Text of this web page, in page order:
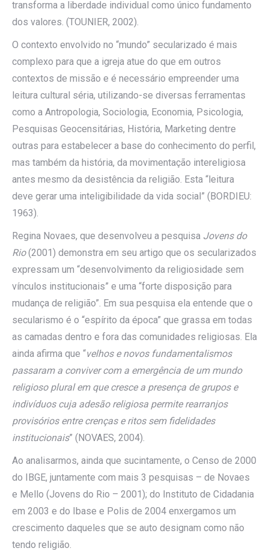
transforma a liberdade individual como único fundamento
dos valores. (TOUNIER, 2002).
O contexto envolvido no “mundo” secularizado é mais
complexo para que a igreja atue do que em outros
contextos de missão e é necessário empreender uma
leitura cultural séria, utilizando-se diversas ferramentas
como a Antropologia, Sociologia, Economia, Psicologia,
Pesquisas Geocensitárias, História, Marketing dentre
outras para estabelecer a base do conhecimento do perfil,
mas também da história, da movimentação intereligiosa
antes mesmo da desistência da religião. Esta “leitura
deve gerar uma inteligibilidade da vida social” (BORDIEU:
1963).
Regina Novaes, que desenvolveu a pesquisa Jovens do
Rio(2001) demonstra em seu artigo que os secularizados
expressam um “desenvolvimento da religiosidade sem
vínculos institucionais” e uma “forte disposição para
mudança de religião”. Em sua pesquisa ela entende que o
secularismo é o “espírito da época” que grassa em todas
as camadas dentro e fora das comunidades religiosas. Ela
ainda afirma que “velhos e novos fundamentalismos
passaram a conviver com a emergência de um mundo
religioso plural em que cresce a presença de grupos e
indivíduos cuja adesão religiosa permite rearranjos
provisórios entre crenças e ritos sem fidelidades
institucionais” (NOVAES, 2004).
Ao analisarmos, ainda que sucintamente, o Censo de 2000
do IBGE, juntamente com mais 3 pesquisas – de Novaes
e Mello (Jovens do Rio – 2001); do Instituto de Cidadania
em 2003 e do Ibase e Polis de 2004 enxergamos um
crescimento daqueles que se auto designam como não
tendo religião.